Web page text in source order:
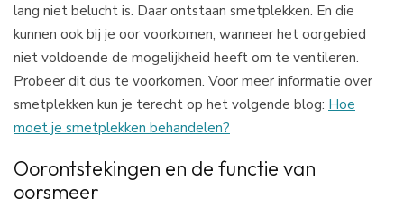
lang niet belucht is. Daar ontstaan smetplekken. En die
kunnen ook bij je oor voorkomen, wanneer het oorgebied
niet voldoende de mogelijkheid heeft om te ventileren.
Probeer dit dus te voorkomen. Voor meer informatie over
smetplekken kun je terecht op het volgende blog: Hoe
moet je smetplekken behandelen?
Oorontstekingen en de functie van
oorsmeer